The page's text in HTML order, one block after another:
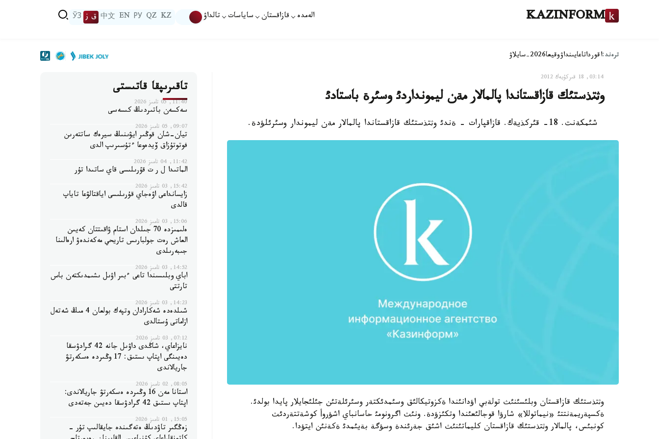
KAZINFORM الەمدە قازاقستان ساياسات تالداۋ KZ
QZ
РУ
EN
中文 ق ز ЎЗ
ترەند:اقورداتاعايىنداۋوقيعا2026-سايلاۋ
03:14, 18 قىركۇيەك 2012
وثتذستئك قازاقستاندا پالمالار مةن ليمونداردئ وسئرة باستادئ
شئمكةنت. 18- قئركذيةك. قازاقپارات - ةندئ وثتذستئك قازاقستاندا پالمالار مةن ليموندار وسئرئلؤدة.
وثتذستئك قازاقستان وبلئسئنئث تولةبي اؤدانئندا ةكزوتيكالئق وسئمدئكتةر وسئرئلةتئن جئلئجايلار پايدا بولدئ.
ةكسپةريمةنتتئ «نيماتوللا» شارؤا قوجالئعئندا وتكئزؤدة. ونئث اگرونومئ حاسانباي اشؤروأ كوشةتتةردئث
كونبئس، پالمالار وثتذستئك قازاقستان كليماتئنئث اشئق جةرئندة وسؤگة بةيئمدئ ةكةنئن ايتؤدا.
تاقىرىپقا قاتىستى
11:40, 05 تامىز 2026
سەكسەن باتىردىڭ كىسەسى
09:07, 05 تامىز 2026
تيان-شان قوڭىر ايۋىنىڭ سيرەك ساتتەرىن
فوتوتۇزاق ۆيدەوعا ءتۇسىرىپ الدى
11:42, 04 تامىز 2026
الماتىدا ل ر ت قۇرىلىسى قاي ساتىدا تۇر
15:42, 03 تامىز 2026
زايسانداعى اۋەجاي قۇرىلىسى اياقتالۋعا تاياپ
قالدى
15:06, 03 تامىز 2026
ەلىمىزدە 70 جىلدان استام ۋاقىتتان كەيىن
العاش رەت جولبارىس تاريحي مەكەندەۋ ارەالىنا
جىبەرىلدى
14:52, 03 تامىز 2026
اباي وبلىسىندا تاعى ءبىر اۋىل ىشىمدىكتەن باس
تارتتى
14:23, 03 تامىز 2026
شىلدەدە شەكارادان وتپەك بولعان 4 مىڭ شەتەل
ازاماتى ۇستالدى
07:12, 03 تامىز 2026
نايزاعاي، شاڭدى داۋىل جانە 42 گرادۋسقا
دەيىنگى اپتاپ ىستىق: 17 وڭىردە ەسكەرتۋ
جاريالاندى
08:05, 02 تامىز 2026
استانا مەن 16 وڭىردە ەسكەرتۋ جاريالاندى:
اپتاپ ىستىق 42 گرادۋسقا دەيىن جەتەدى
15:05, 01 تامىز 2026
زەڭگىر تاۋدىڭ ەتەگىندە جايقالىپ تۇر -